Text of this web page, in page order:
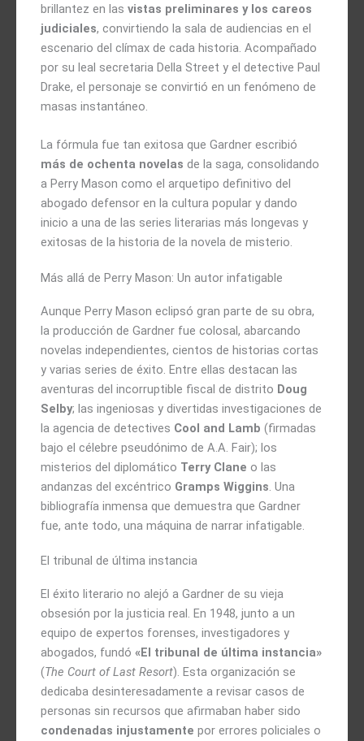
brillantez en las vistas preliminares y los careos
judiciales, convirtiendo la sala de audiencias en el
escenario del clímax de cada historia. Acompañado
por su leal secretaria Della Street y el detective Paul
Drake, el personaje se convirtió en un fenómeno de
masas instantáneo.
La fórmula fue tan exitosa que Gardner escribió
más de ochenta novelas de la saga, consolidando
a Perry Mason como el arquetipo definitivo del
abogado defensor en la cultura popular y dando
inicio a una de las series literarias más longevas y
exitosas de la historia de la novela de misterio.
Más allá de Perry Mason: Un autor infatigable
Aunque Perry Mason eclipsó gran parte de su obra,
la producción de Gardner fue colosal, abarcando
novelas independientes, cientos de historias cortas
y varias series de éxito. Entre ellas destacan las
aventuras del incorruptible fiscal de distrito Doug
Selby; las ingeniosas y divertidas investigaciones de
la agencia de detectives Cool and Lamb (firmadas
bajo el célebre pseudónimo de A.A. Fair); los
misterios del diplomático Terry Clane o las
andanzas del excéntrico Gramps Wiggins . Una
bibliografía inmensa que demuestra que Gardner
fue, ante todo, una máquina de narrar infatigable.
El tribunal de última instancia
El éxito literario no alejó a Gardner de su vieja
obsesión por la justicia real. En 1948, junto a un
equipo de expertos forenses, investigadores y
abogados, fundó «El tribunal de última instancia»
(The Court of Last Resort). Esta organización se
dedicaba desinteresadamente a revisar casos de
personas sin recursos que afirmaban haber sido
condenadas injustamente por errores policiales o